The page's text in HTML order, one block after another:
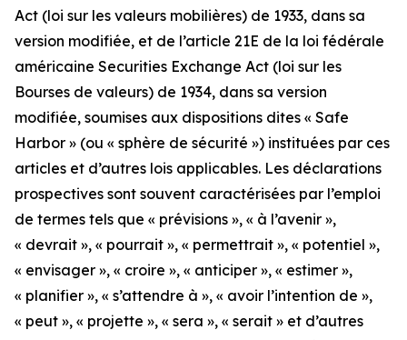
Act (loi sur les valeurs mobilières) de 1933, dans sa
version modifiée, et de l’article 21E de la loi fédérale
américaine Securities Exchange Act (loi sur les
Bourses de valeurs) de 1934, dans sa version
modifiée, soumises aux dispositions dites « Safe
Harbor » (ou « sphère de sécurité ») instituées par ces
articles et d’autres lois applicables. Les déclarations
prospectives sont souvent caractérisées par l’emploi
de termes tels que « prévisions », « à l’avenir »,
« devrait », « pourrait », « permettrait », « potentiel »,
« envisager », « croire », « anticiper », « estimer »,
« planifier », « s’attendre à », « avoir l’intention de »,
« peut », « projette », « sera », « serait » et d’autres